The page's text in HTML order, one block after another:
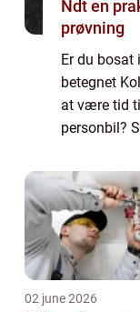
Ndt en praktisk guide til ikke-destruktiv
prøvning
Er du
betegnet
at være tid
personbil?
02 june 2026